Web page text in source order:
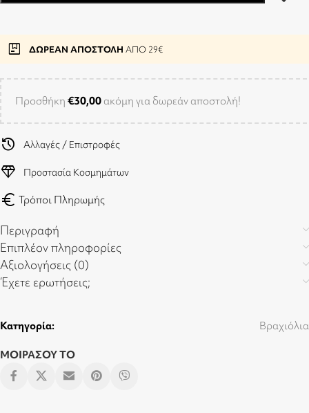
package ΔΩΡΕΑΝ ΑΠΟΣΤΟΛΗ ΑΠΟ 29€
Προσθήκη €30,00 ακόμη για δωρεάν αποστολή!
history Αλλαγές / Επιστροφές
diamond Προστασία Κοσμημάτων
euro Τρόποι Πληρωμής
Περιγραφή
Επιπλέον πληροφορίες
Αξιολογήσεις (0)
Έχετε ερωτήσεις;
Κατηγορία: Βραχιόλια
ΜΟΙΡΑΣΟΥ ΤΟ